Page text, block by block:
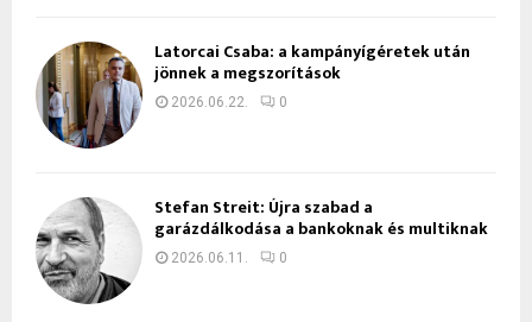
Latorcai Csaba: a kampányígéretek után
jönnek a megszorítások
2026.06.22. 0
Stefan Streit: Újra szabad a
garázdálkodása a bankoknak és multiknak
2026.06.11. 0